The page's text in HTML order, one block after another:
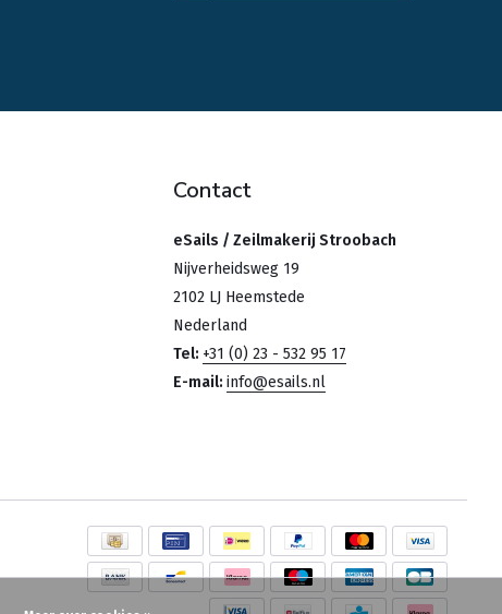
Contact
eSails / Zeilmakerij Stroobach
Nijverheidsweg 19
2102 LJ Heemstede
Nederland
Tel: +31 (0) 23 - 532 95 17
E-mail: info@esails.nl